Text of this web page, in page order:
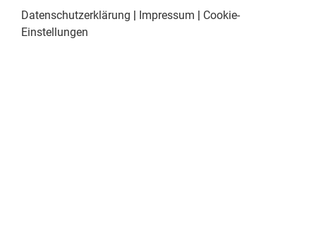
Datenschutzerklärung Impressum
Cookie-
Einstellungen